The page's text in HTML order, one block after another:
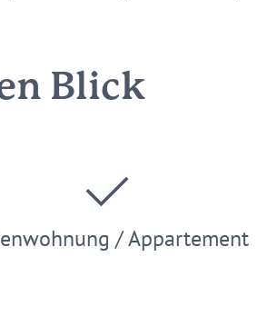
Blick
/ Appartement